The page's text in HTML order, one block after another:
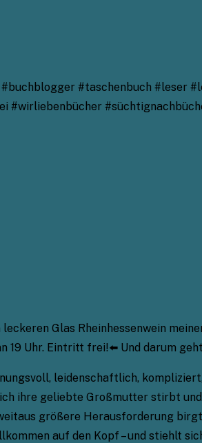
#taschenbuch #leser
Glas Rheinhessenwein
19 Uhr. Eintritt frei!⬅️ Und darum
leidenschaftlich,
ihre geliebte Großmutter stirbt
größere Herausforderung
auf den Kopf – und stiehlt